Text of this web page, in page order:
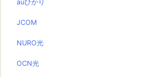
auひかり
JCOM
NURO光
OCN光